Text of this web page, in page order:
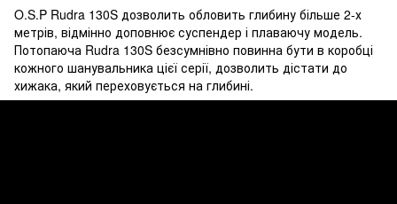
O.S.P Rudra 130S дозволить обловить глибину більше 2-х
метрів, відмінно доповнює суспендер і плаваючу модель.
Потопаюча Rudra 130S безсумнівно повинна бути в коробці
кожного шанувальника цієї серії, дозволить дістати до
хижака, який переховується на глибині.